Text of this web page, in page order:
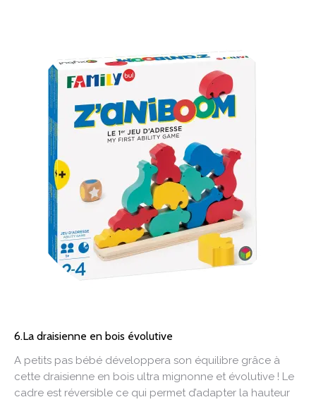
6.La draisienne en bois évolutive
A petits pas bébé développera son équilibre grâce à
cette draisienne en bois ultra mignonne et évolutive ! Le
cadre est réversible ce qui permet d’adapter la hauteur